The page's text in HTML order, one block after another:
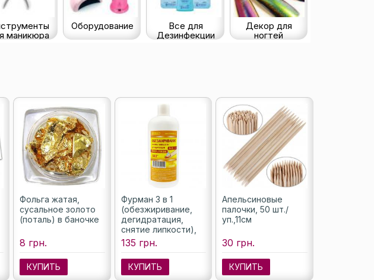
маникюра
Оборудование
Все для
Дезинфекции
Декор для
ногтей
Фольга жатая,
сусальное золото
(поталь) в баночке
8 грн.
КУПИТЬ
Фурман 3 в 1
(обезжиривание,
дегидратация,
снятие липкости),
500мл
135 грн.
КУПИТЬ
Апельсиновые
палочки, 50 шт./
уп.,11см
30 грн.
КУПИТЬ